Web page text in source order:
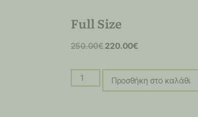
Full Size
250.00€220.00€
Προσθήκη στο καλάθι